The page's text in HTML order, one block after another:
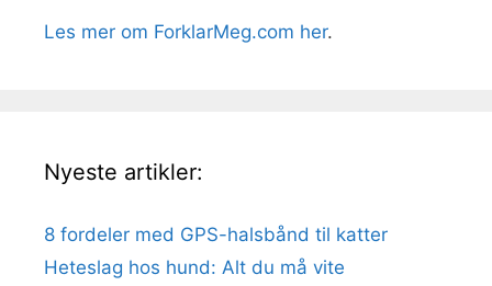
Les mer om ForklarMeg.com her.
Nyeste artikler:
8 fordeler med GPS-halsbånd til katter
Heteslag hos hund: Alt du må vite